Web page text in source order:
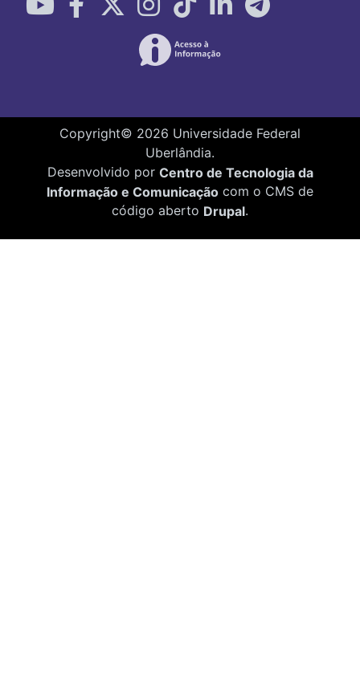
Copyright© 2026 Universidade Federal
Uberlândia.
Desenvolvido por Centro de Tecnologia da
Informação e Comunicação com o CMS de
código aberto Drupal.